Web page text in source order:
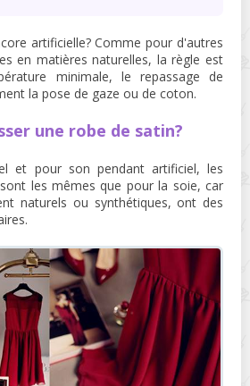
artificielle? Comme pour d'autres
en matières naturelles, la règle est
minimale, le repassage de
la pose de gaze ou de coton.
une robe de satin?
et pour son pendant artificiel, les
les mêmes que pour la soie, car
naturels ou synthétiques, ont des